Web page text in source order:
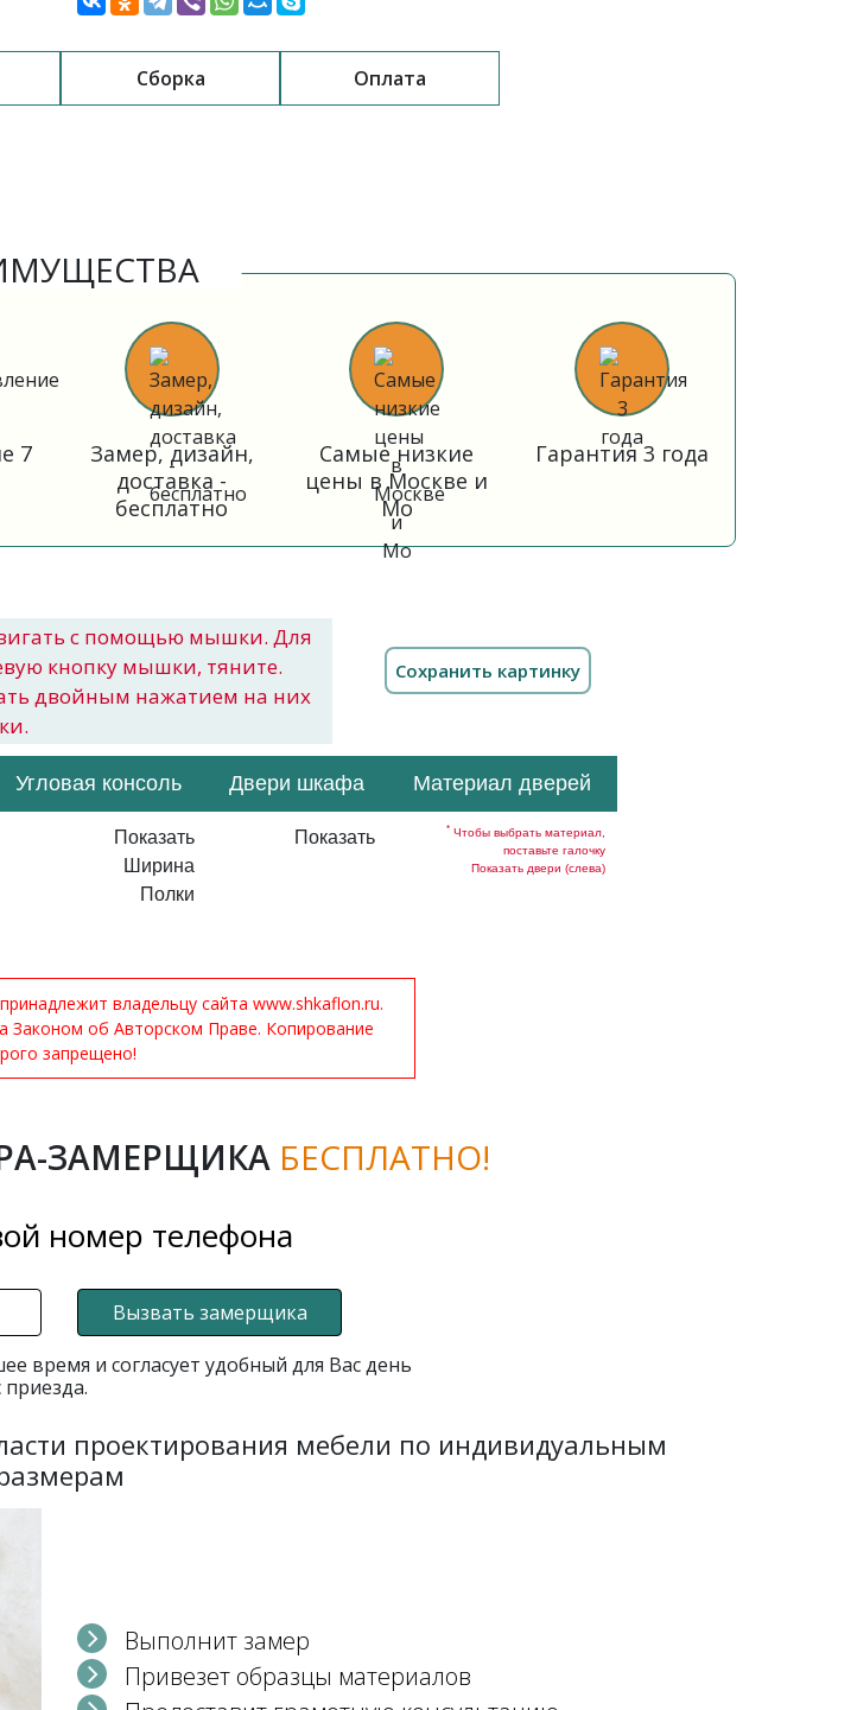
Сборка Оплата
7
Замер, дизайн,
доставка -
бесплатно
Самые низкие
цены в Москве и
Мо
Гарантия 3 года
с помощью мышки. Для
кнопку мышки, тяните.
двойным нажатием на них
Угловая консоль Двери шкафа Материал дверей
Показать
Ширина
Полки
Показать * Чтобы выбрать материал,
поставьте галочку
Показать двери (слева)
владельцу сайта www.shkaflon.ru.
Законом об Авторском Праве. Копирование
запрещено!
ЗАМЕРЩИКА БЕСПЛАТНО!
номер телефона
Вызвать замерщика
время и согласует удобный для Вас день
приезда.
проектирования мебели по индивидуальным
Выполнит замер
Привезет образцы материалов